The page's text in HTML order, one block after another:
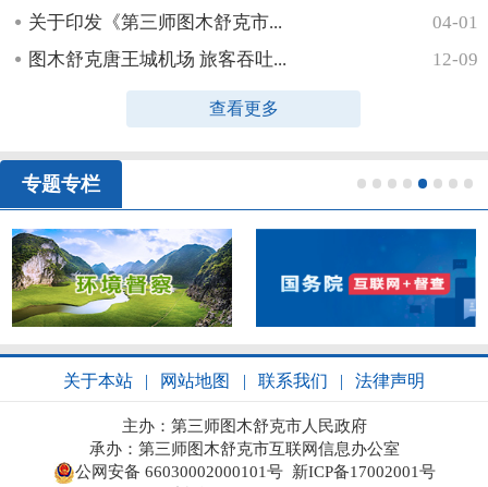
关于印发《第三师图木舒克市...
04-01
图木舒克唐王城机场 旅客吞吐...
12-09
查看更多
专题专栏
关于本站 | 网站地图 | 联系我们 | 法律声明
主办：第三师图木舒克市人民政府
承办：第三师图木舒克市互联网信息办公室
公网安备 66030002000101号 新ICP备17002001号